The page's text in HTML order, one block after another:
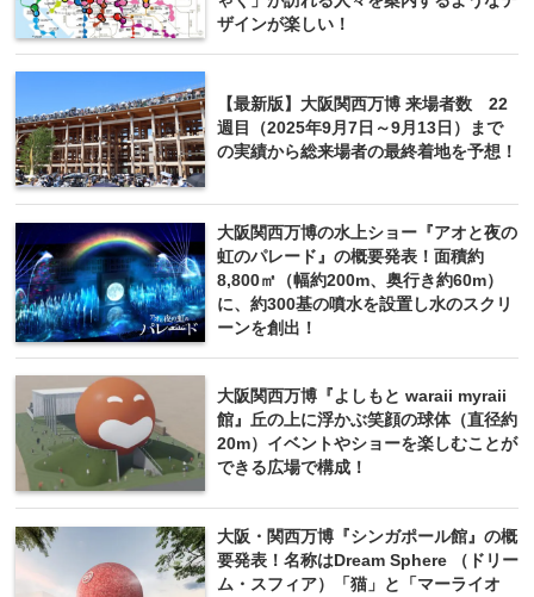
ザインが楽しい！
【最新版】大阪関西万博 来場者数 22
週目（2025年9月7日～9月13日）まで
の実績から総来場者の最終着地を予想！
大阪関西万博の水上ショー『アオと夜の
虹のパレード』の概要発表！面積約
8,800㎡（幅約200m、奥行き約60m）
に、約300基の噴水を設置し水のスクリ
ーンを創出！
大阪関西万博『よしもと waraii myraii
館』丘の上に浮かぶ笑顔の球体（直径約
20m）イベントやショーを楽しむことが
できる広場で構成！
大阪・関西万博『シンガポール館』の概
要発表！名称はDream Sphere （ドリー
ム・スフィア）「猫」と「マーライオ